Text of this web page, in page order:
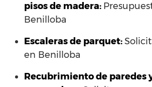
pisos de madera:
Benilloba
Escaleras de parquet:
en Benilloba
Recubrimiento de paredes